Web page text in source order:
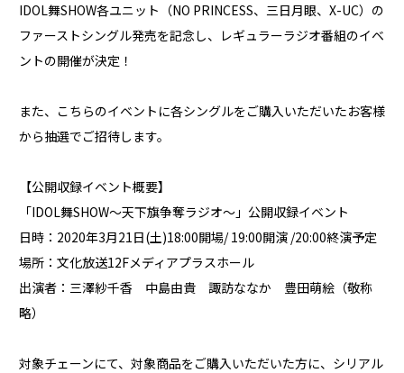
IDOL舞SHOW各ユニット（NO PRINCESS、三日月眼、X-UC）の
ファーストシングル発売を記念し、レギュラーラジオ番組のイベ
ントの開催が決定！
また、こちらのイベントに各シングルをご購入いただいたお客様
から抽選でご招待します。
【公開収録イベント概要】
「IDOL舞SHOW～天下旗争奪ラジオ～」公開収録イベント
日時：2020年3月21日(土)18:00開場/ 19:00開演 /20:00終演予定
場所：文化放送12Fメディアプラスホール
出演者：三澤紗千香 中島由貴 諏訪ななか 豊田萌絵（敬称
略）
対象チェーンにて、対象商品をご購入いただいた方に、シリアル